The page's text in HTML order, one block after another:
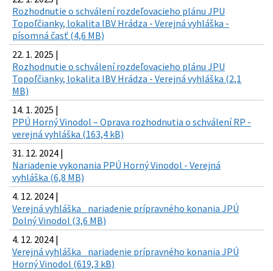
Rozhodnutie o schválení rozdeľovacieho plánu JPU
Topoľčianky, lokalita IBV Hrádza - Verejná vyhláška -
písomná časť (4,6 MB)
22. 1. 2025 |
Rozhodnutie o schválení rozdeľovacieho plánu JPU
Topoľčianky, lokalita IBV Hrádza - Verejná vyhláška (2,1
MB)
14. 1. 2025 |
PPÚ Horný Vinodol – Oprava rozhodnutia o schválení RP -
verejná vyhláška (163,4 kB)
31. 12. 2024 |
Nariadenie vykonania PPÚ Horný Vinodol - Verejná
vyhláška (6,8 MB)
4. 12. 2024 |
Verejná vyhláška_ nariadenie prípravného konania JPÚ
Dolný Vinodol (3,6 MB)
4. 12. 2024 |
Verejná vyhláška_ nariadenie prípravného konania JPÚ
Horný Vinodol (619,3 kB)